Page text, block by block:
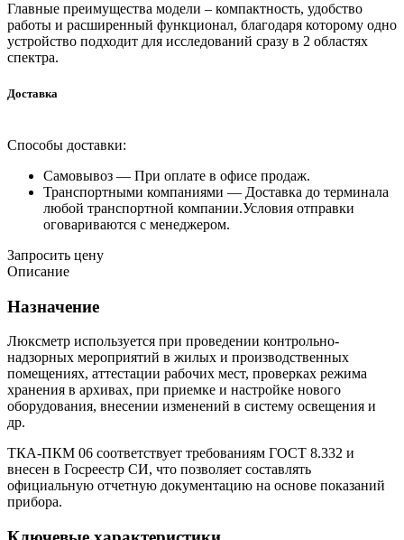
Главные преимущества модели – компактность, удобство
работы и расширенный функционал, благодаря которому одно
устройство подходит для исследований сразу в 2 областях
спектра.
Доставка
Способы доставки:
Самовывоз — При оплате в офисе продаж.
Транспортными компаниями — Доставка до терминала
любой транспортной компании.Условия отправки
оговариваются с менеджером.
Запросить цену
Описание
Назначение
Люксметр используется при проведении контрольно-
надзорных мероприятий в жилых и производственных
помещениях, аттестации рабочих мест, проверках режима
хранения в архивах, при приемке и настройке нового
оборудования, внесении изменений в систему освещения и
др.
ТКА-ПКМ 06 соответствует требованиям ГОСТ 8.332 и
внесен в Госреестр СИ, что позволяет составлять
официальную отчетную документацию на основе показаний
прибора.